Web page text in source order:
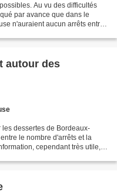
Au vu des difficultés
par avance que dans le
n'auraient aucun arrêts entre
autour des
dessertes de Bordeaux-
le nombre d'arrêts et la
cependant très utile,